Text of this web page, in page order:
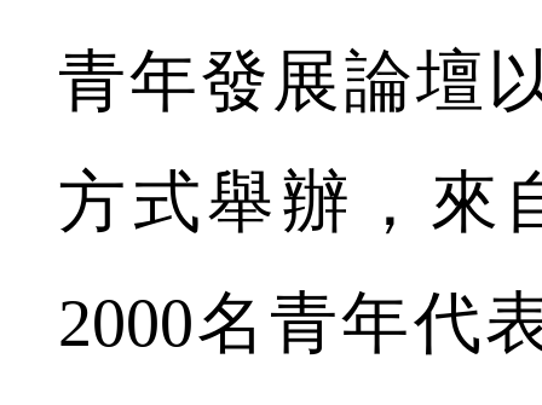
青年發展論壇
方式舉辦，來
2000名青年代